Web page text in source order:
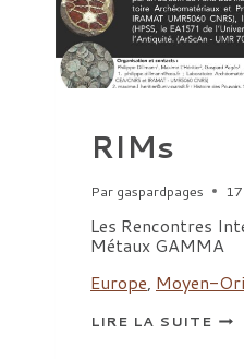
RIMs
Par gaspardpages
Les Rencontres
Métaux GAMMA
Europe, Moyen-
LIRE LA SUITERIMS